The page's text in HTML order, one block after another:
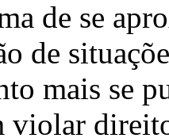
de se
de
mais se
violar